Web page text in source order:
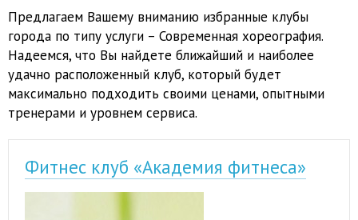
Предлагаем Вашему вниманию избранные клубы
города по типу услуги – Современная хореография.
Надеемся, что Вы найдете ближайший и наиболее
удачно расположенный клуб, который будет
максимально подходить своими ценами, опытными
тренерами и уровнем сервиса.
Фитнес клуб «Академия фитнеса»